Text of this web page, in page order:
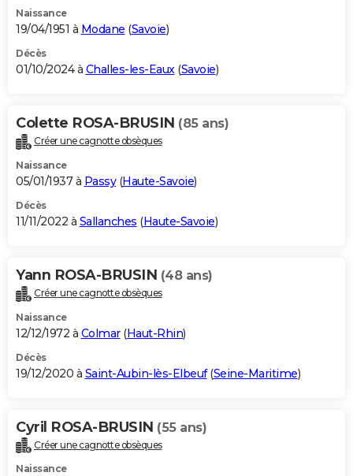
Dictionnaire
Biographies
Citations
Expressions
Proverbes
PROGRAMME TV
S'inscrire
Se connecter
Lycées
Collèges
Primaires
Universités
Entreprises
Service militaire
Avis de recherche
AVIS DE DÉCÈS
Bricolage
Lifestyle
Culture
Sport
Auto
Television
Voyage
Cinema
Naissance
19/04/1951 à Modane (Savoie)
Décès
01/10/2024 à Challes-les-Eaux(Savoie)
Colette ROSA-BRUSIN (85 ans)
Créer une cagnotte obsèques
Naissance
05/01/1937 à Passy(Haute-Savoie)
Décès
11/11/2022 à Sallanches (Haute-Savoie)
Yann ROSA-BRUSIN (48 ans)
Créer une cagnotte obsèques
Naissance
12/12/1972 à Colmar(Haut-Rhin)
Décès
19/12/2020 à Saint-Aubin-lès-Elbeuf(Seine-Maritime)
Cyril ROSA-BRUSIN (55 ans)
Créer une cagnotte obsèques
Naissance